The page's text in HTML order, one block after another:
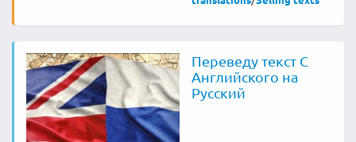
Переведу текст С
Английского на
Русский